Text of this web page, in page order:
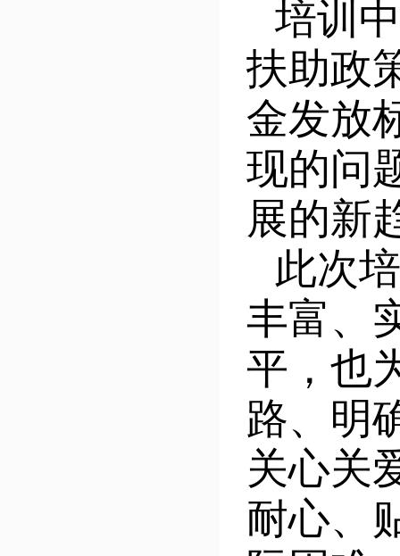
培训
扶助政
金发放
现的问
展的新
此次
丰富、
平，也
路、明
关心关
耐心、